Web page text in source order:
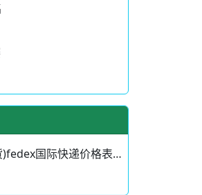
国际快递价格表-fe